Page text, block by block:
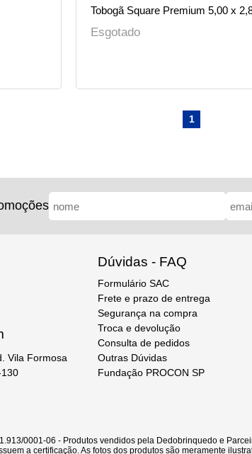
Tobogã Square Premium 5,00 x
Esgotado
1
Vila Formosa
Dúvidas - FAQ
Formulário SAC
Frete e prazo de entrega
Segurança na compra
Troca e devolução
Consulta de pedidos
Outras Dúvidas
Fundação PROCON SP
0001-06 - Produtos vendidos pela Dedobrinquedo e
a certificação. As fotos dos produtos são meramente